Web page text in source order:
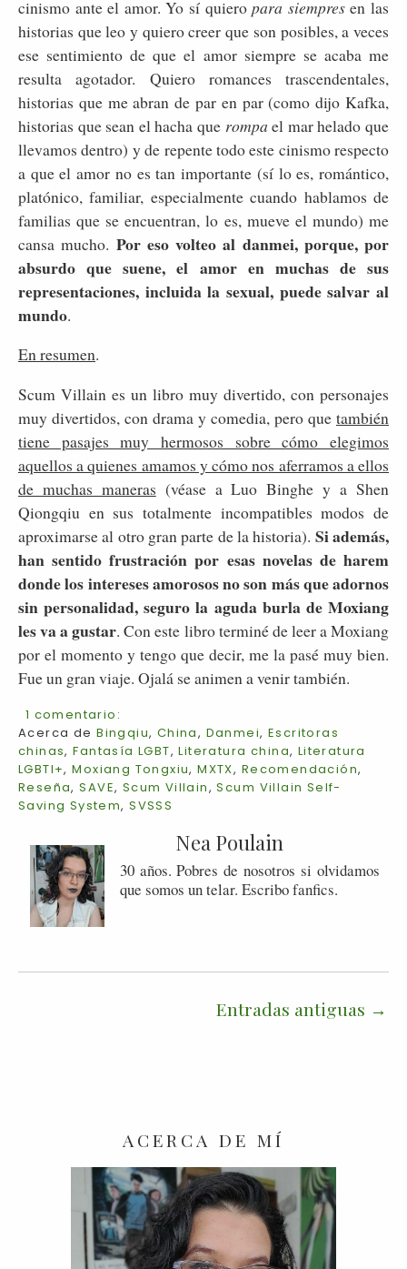
cinismo ante el amor. Yo sí quieropara siempresen las
historias que leo y quiero creer que son posibles, a veces
ese sentimiento de que el amor siempre se acaba me
resulta agotador. Quiero romances trascendentales,
historias que me abran de par en par (como dijo Kafka,
historias que sean el hacha que rompa el mar helado que
llevamos dentro) y de repente todo este cinismo respecto
a que el amor no es tan importante (sí lo es, romántico,
platónico, familiar, especialmente cuando hablamos de
familias que se encuentran, lo es, mueve el mundo) me
cansa mucho. Por eso volteo al danmei, porque, por
absurdo que suene, el amor en muchas de sus
representaciones, incluida la sexual, puede salvar al
mundo.
En resumen.
Scum Villain es un libro muy divertido, con personajes
muy divertidos, con drama y comedia, pero que también
tiene pasajes muy hermosos sobre cómo elegimos
aquellos a quienes amamos y cómo nos aferramos a ellos
de muchas maneras (véase a Luo Binghe y a Shen
Qiongqiu en sus totalmente incompatibles modos de
aproximarse al otro gran parte de la historia). Si además,
han sentido frustración por esas novelas de harem
donde los intereses amorosos no son más que adornos
sin personalidad, seguro la aguda burla de Moxiang
les va a gustar. Con este libro terminé de leer a Moxiang
por el momento y tengo que decir, me la pasé muy bien.
Fue un gran viaje. Ojalá se animen a venir también.
1 comentario:
Acerca deBingqiu, China, Danmei, Escritoras
chinas,Fantasía LGBT,Literatura china, Literatura
LGBTI+,Moxiang Tongxiu,MXTX, Recomendación,
Reseña,SAVE, Scum Villain,Scum Villain Self-
Saving System,SVSSS
Nea Poulain
30 años. Pobres de nosotros si olvidamos
que somos un telar. Escribo fanfics.
Entradas antiguas
ACERCA DE MÍ